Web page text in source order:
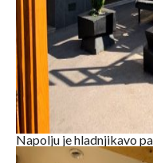
Napolju je hladnjikavo